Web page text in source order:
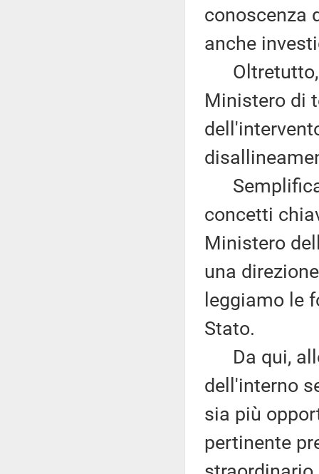
conoscenza
anche
Oltretutto,
Ministero di
concetti
Ministero
una
leggiamo le
Stato.
Da qui,
dell'interno
sia più
pertinente